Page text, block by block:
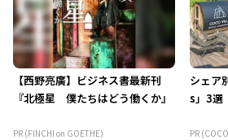
【西野亮廣】ビジネス書最新刊
『北極星 僕たちはどう働くか』
PR (FINCHI on GOETHE)
シェア
s」3選
PR